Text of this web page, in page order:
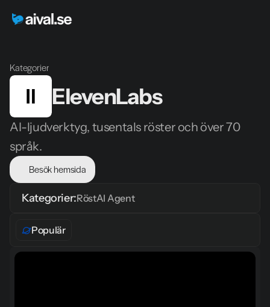
Kategorier
ElevenLabs
AI-ljudverktyg, tusentals röster och över 70
språk.
Besök hemsida
Kategorier:RöstAI Agent
Populär